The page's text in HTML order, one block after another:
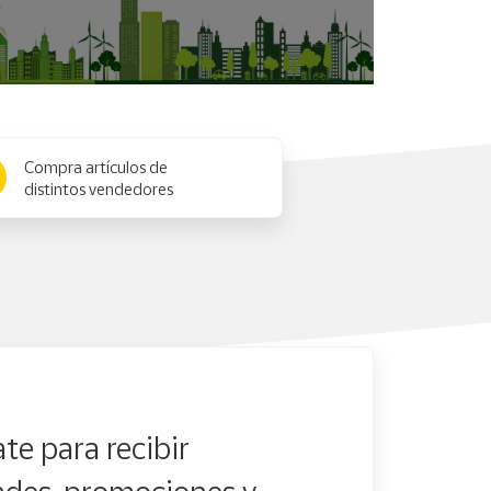
Compra artículos de
distintos vendedores
para recibir